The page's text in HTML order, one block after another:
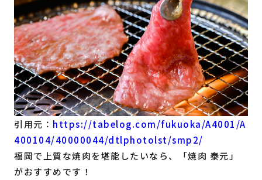
引用元： https://tabelog.com/fukuoka/A4001/A
400104/40000044/dtlphotolst/smp2/
福岡で上質な焼肉を堪能したいなら、「焼肉 泰元」
がおすすめです！